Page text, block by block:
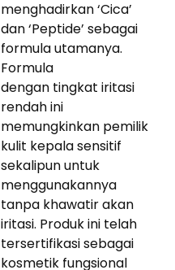
menghadirkan ‘Cica’
dan ‘Peptide’ sebagai
formula utamanya.
Formula
dengan tingkat iritasi
rendah ini
memungkinkan pemilik
kulit kepala sensitif
sekalipun untuk
menggunakannya
tanpa khawatir akan
iritasi. Produk ini telah
tersertifikasi sebagai
kosmetik fungsional